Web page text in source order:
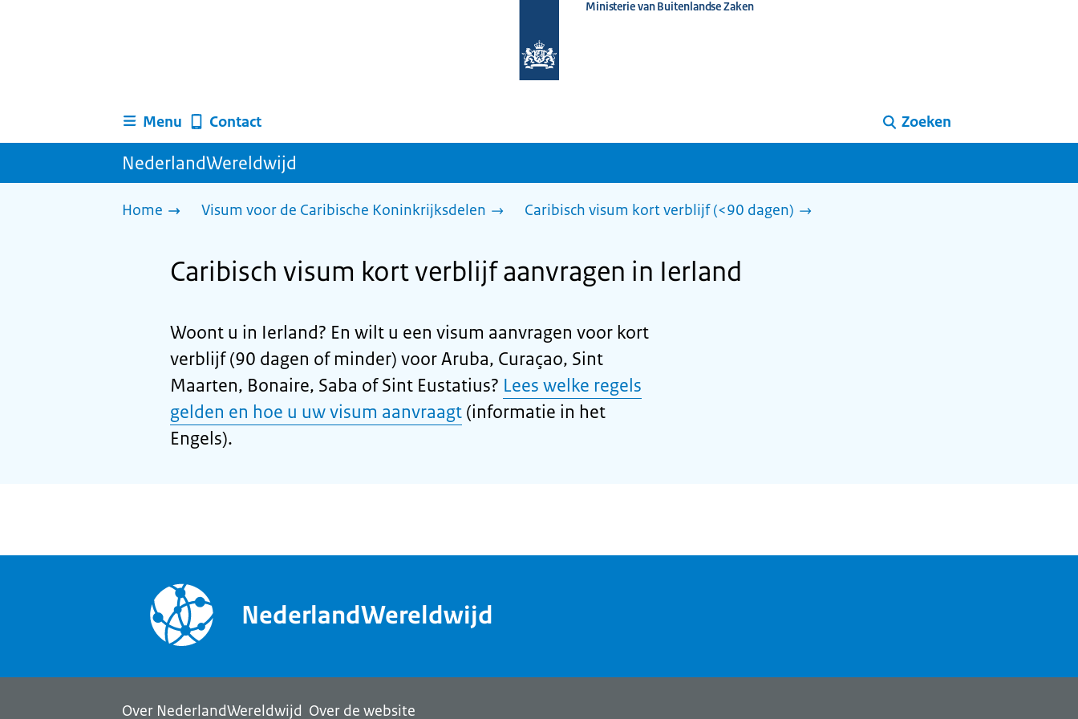
homepage
Ministerie van Buitenlandse Zaken
Menu Contact Zoeken
NederlandWereldwijd
Home Visum voor de Caribische Koninkrijksdelen Caribisch visum kort verblijf (<90 dagen)
Caribisch visum kort verblijf aanvragen in Ierland
Woont u in Ierland? En wilt u een visum aanvragen voor kort
verblijf (90 dagen of minder) voor Aruba, Curaçao, Sint
Maarten, Bonaire, Saba of Sint Eustatius? Lees welke regels
gelden en hoe u uw visum aanvraagt (informatie in het
Engels).
NederlandWereldwijd
Over NederlandWereldwijd Over de website